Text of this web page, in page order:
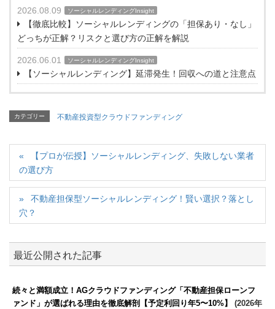
2026.08.09 ソーシャルレンディングInsight
【徹底比較】ソーシャルレンディングの「担保あり・なし」
どっちが正解？リスクと選び方の正解を解説
2026.06.01 ソーシャルレンディングInsight
【ソーシャルレンディング】延滞発生！回収への道と注意点
カテゴリー 不動産投資型クラウドファンディング
【プロが伝授】ソーシャルレンディング、失敗しない業者
の選び方
不動産担保型ソーシャルレンディング！賢い選択？落とし
穴？
最近公開された記事
続々と満額成立！AGクラウドファンディング「不動産担保ローンフ
ァンド」が選ばれる理由を徹底解剖【予定利回り年5〜10%】
(2026年